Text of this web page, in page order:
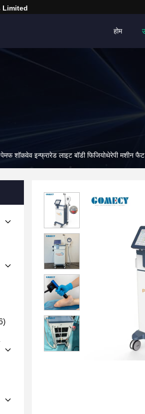
Limited
होम
पेमफ शॉकवेव इन्फ्रारेड लाइट बॉडी फिजियोथेरेपी मशीन